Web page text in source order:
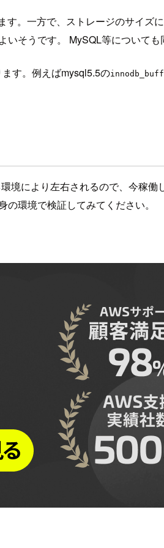
。一方で、ストレージのサイ
そうです。 MySQL等について
す。例えばmysql5.5の
境により左右されるので、今稼
環境で検証してみてください。